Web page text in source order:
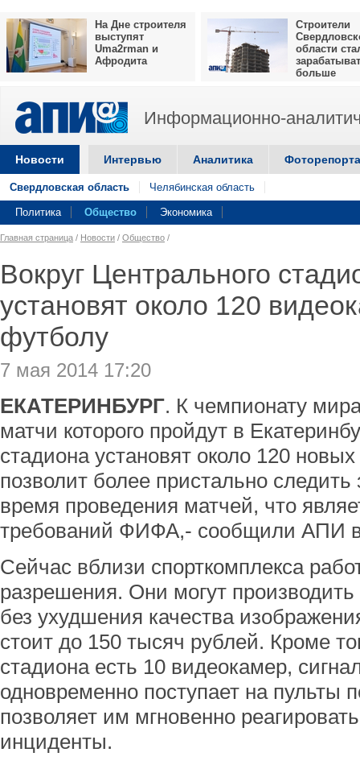
На Дне строителя
выступят
Uma2rman и
Афродита
Строители
области
больше
Информационно-
Новости Интервью Аналитика
Свердловская область Челябинская область
Политика Общество Экономика
Главная страница / Новости / Общество /
Вокруг Центрального
установят около 120
футболу
7 мая 2014 17:20
ЕКАТЕРИНБУРГ. К чемпионату
матчи которого пройдут в
стадиона установят около 120
позволит более пристально
время проведения матчей, что
требований ФИФА,- сообщили АПИ
Сейчас вблизи спорткомплекса
разрешения. Они могут
без ухудшения качества
стоит до 150 тысяч рублей. Кроме
стадиона есть 10 видеокамер,
одновременно поступает на
позволяет им мгновенно
инциденты.